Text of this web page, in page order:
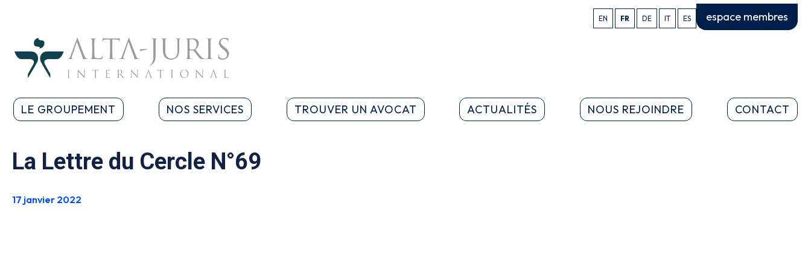
EN FR DE IT ES espace membres
LE GROUPEMENT NOS SERVICES TROUVER UN AVOCAT ACTUALITÉS NOUS REJOINDRE CONTACT
La Lettre du Cercle N°69
17 janvier 2022